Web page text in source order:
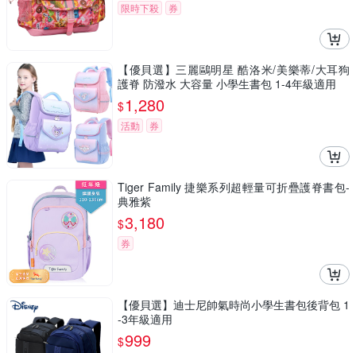
限時下殺
券
【優貝選】三麗鷗明星 酷洛米/美樂蒂/大耳狗
護脊 防潑水 大容量 小學生書包 1-4年級適用
$1,280
活動 券
Tiger Family 捷樂系列超輕量可折疊護脊書包-
典雅紫
$3,180
券
【優貝選】迪士尼帥氣時尚小學生書包後背包 1
-3年級適用
$999